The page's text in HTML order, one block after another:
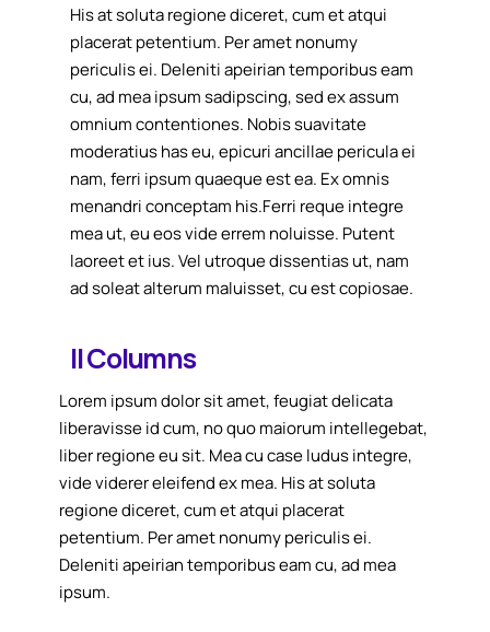
His at soluta regione diceret, cum et atqui
placerat petentium. Per amet nonumy
periculis ei. Deleniti apeirian temporibus eam
cu, ad mea ipsum sadipscing, sed ex assum
omnium contentiones. Nobis suavitate
moderatius has eu, epicuri ancillae pericula ei
nam, ferri ipsum quaeque est ea. Ex omnis
menandri conceptam his.Ferri reque integre
mea ut, eu eos vide errem noluisse. Putent
laoreet et ius. Vel utroque dissentias ut, nam
ad soleat alterum maluisset, cu est copiosae.
II Columns
Lorem ipsum dolor sit amet, feugiat delicata
liberavisse id cum, no quo maiorum intellegebat,
liber regione eu sit. Mea cu case ludus integre,
vide viderer eleifend ex mea. His at soluta
regione diceret, cum et atqui placerat
petentium. Per amet nonumy periculis ei.
Deleniti apeirian temporibus eam cu, ad mea
ipsum.